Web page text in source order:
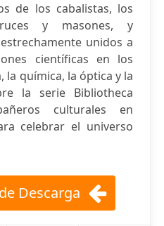
de los cabalistas, los
y masones, y
unidos a
científicas en los
la química, la óptica y la
la serie Bibliotheca
culturales en
celebrar el universo
Descarga